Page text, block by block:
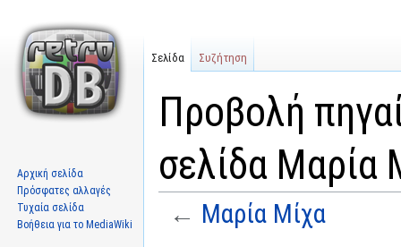
Προβολή
σελίδα Μαρία
← Μαρία Μίχα
Σελίδα Συζήτηση
Αρχική σελίδα
Πρόσφατες αλλαγές
Τυχαία σελίδα
Βοήθεια για το MediaWiki